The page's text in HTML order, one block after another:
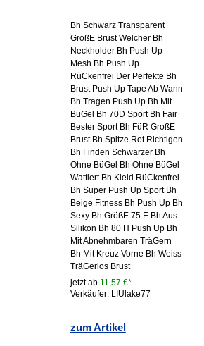
Bh Schwarz Transparent
GroßE Brust Welcher Bh
Neckholder Bh Push Up
Mesh Bh Push Up
RüCkenfrei Der Perfekte Bh
Brust Push Up Tape Ab Wann
Bh Tragen Push Up Bh Mit
BüGel Bh 70D Sport Bh Fair
Bester Sport Bh FüR GroßE
Brust Bh Spitze Rot Richtigen
Bh Finden Schwarzer Bh
Ohne BüGel Bh Ohne BüGel
Wattiert Bh Kleid RüCkenfrei
Bh Super Push Up Sport Bh
Beige Fitness Bh Push Up Bh
Sexy Bh GrößE 75 E Bh Aus
Silikon Bh 80 H Push Up Bh
Mit Abnehmbaren TräGern
Bh Mit Kreuz Vorne Bh Weiss
TräGerlos Brust
jetzt ab 11,57 €*
Verkäufer: LIUlake77
zum Artikel